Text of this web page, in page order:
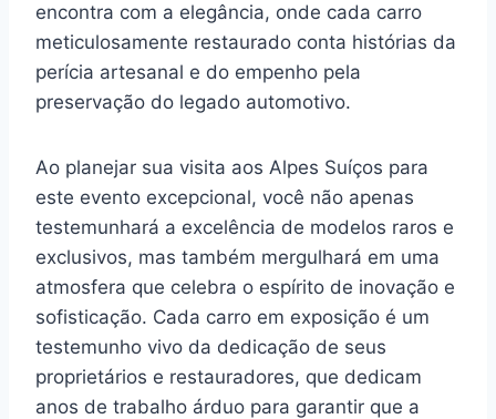
encontra com a elegância, onde cada carro
meticulosamente restaurado conta histórias da
perícia artesanal e do empenho pela
preservação do legado automotivo.
Ao planejar sua visita aos Alpes Suíços para
este evento excepcional, você não apenas
testemunhará a excelência de modelos raros e
exclusivos, mas também mergulhará em uma
atmosfera que celebra o espírito de inovação e
sofisticação. Cada carro em exposição é um
testemunho vivo da dedicação de seus
proprietários e restauradores, que dedicam
anos de trabalho árduo para garantir que a